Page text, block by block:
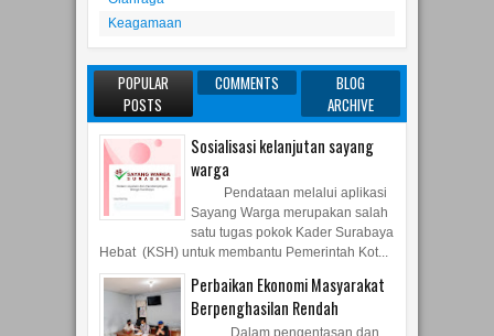
POSTS
ARCHIVE
Sosialisasi kelanjutan sayang
warga
Pendataan melalui aplikasi
Sayang Warga merupakan salah
satu tugas pokok Kader Surabaya
Hebat (KSH) untuk membantu Pemerintah Kot...
Perbaikan Ekonomi Masyarakat
Berpenghasilan Rendah
Dalam pengentasan dan
perbaikan ekonomi Masyarakat